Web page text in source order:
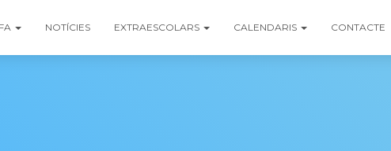
NOTÍCIES EXTRAESCOLARS CALENDARIS CONTACTE